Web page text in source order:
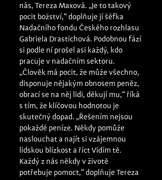
nás, Tereza Maxová. „Je to takový
pocit božství,“ doplňuje jí šéfka
Nadačního fondu Českého rozhlasu
Gabriela Drastichová. Podobnou fází
si podle ní prošel asi každý, kdo
pracuje v nadačním sektoru.
„Člověk má pocit, že může všechno,
disponuje nějakým obnosem peněz,
obrací se na něj lidi, děkují mu,“ říká
s tím, že klíčovou hodnotou je
skutečný dopad. „Řešením nejsou
pokaždé peníze. Někdy pomůže
naslouchat a najít si vzájemnou
lidskou blízkost a říct Vidím tě.
Každý z nás někdy v životě
potřebuje pomoct,“ doplňuje Tereza